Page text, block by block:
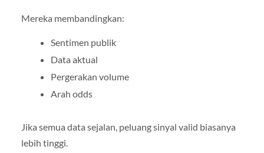
Mereka membandingkan:
Sentimen publik
Data aktual
Pergerakan volume
Arah odds
Jika semua data sejalan, peluang sinyal valid biasanya
lebih tinggi.